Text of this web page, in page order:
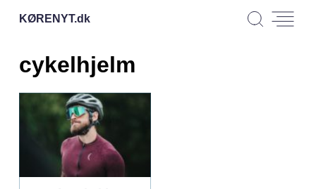
KØRENYT.dk
cykelhjelm